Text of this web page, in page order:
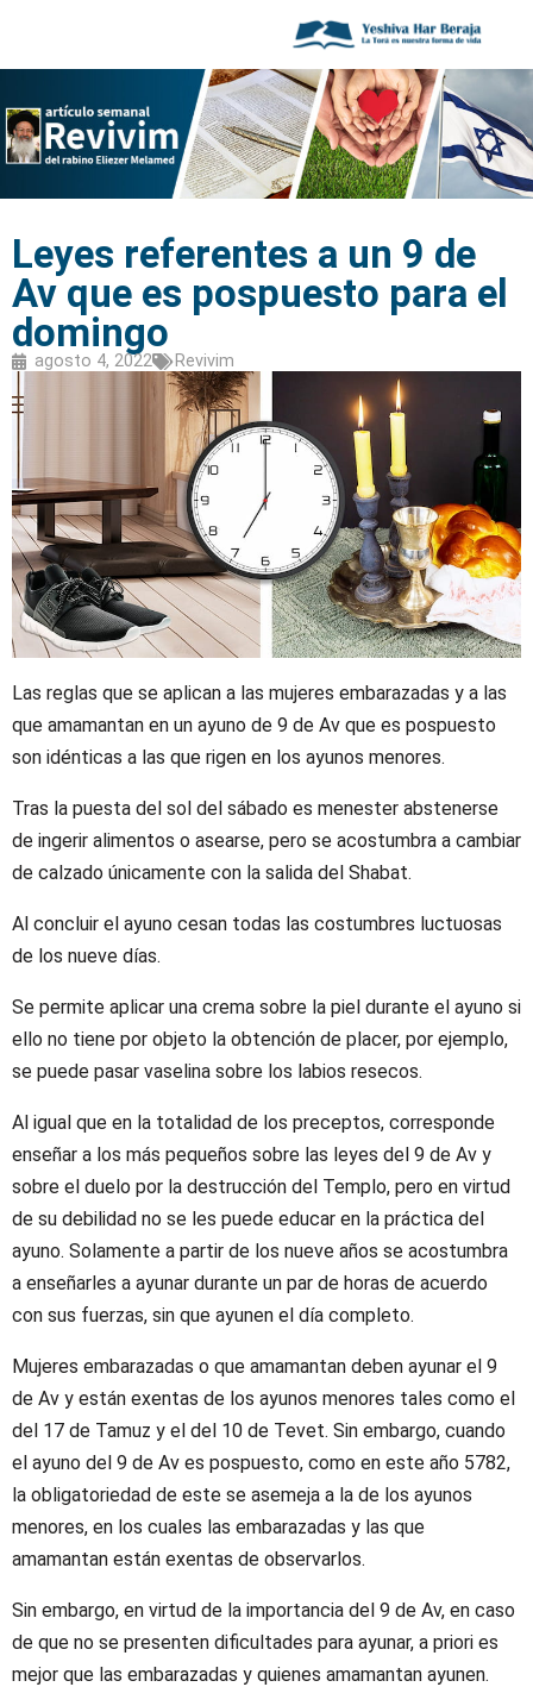
Leyes referentes a un 9 de
Av que es pospuesto para el
domingo
agosto 4, 2022 Revivim
Las reglas que se aplican a las mujeres embarazadas y a las
que amamantan en un ayuno de 9 de Av que es pospuesto
son idénticas a las que rigen en los ayunos menores.
Tras la puesta del sol del sábado es menester abstenerse
de ingerir alimentos o asearse, pero se acostumbra a cambiar
de calzado únicamente con la salida del Shabat.
Al concluir el ayuno cesan todas las costumbres luctuosas
de los nueve días.
Se permite aplicar una crema sobre la piel durante el ayuno si
ello no tiene por objeto la obtención de placer, por ejemplo,
se puede pasar vaselina sobre los labios resecos.
Al igual que en la totalidad de los preceptos, corresponde
enseñar a los más pequeños sobre las leyes del 9 de Av y
sobre el duelo por la destrucción del Templo, pero en virtud
de su debilidad no se les puede educar en la práctica del
ayuno. Solamente a partir de los nueve años se acostumbra
a enseñarles a ayunar durante un par de horas de acuerdo
con sus fuerzas, sin que ayunen el día completo.
Mujeres embarazadas o que amamantan deben ayunar el 9
de Av y están exentas de los ayunos menores tales como el
del 17 de Tamuz y el del 10 de Tevet. Sin embargo, cuando
el ayuno del 9 de Av es pospuesto, como en este año 5782,
la obligatoriedad de este se asemeja a la de los ayunos
menores, en los cuales las embarazadas y las que
amamantan están exentas de observarlos.
Sin embargo, en virtud de la importancia del 9 de Av, en caso
de que no se presenten dificultades para ayunar, a priori es
mejor que las embarazadas y quienes amamantan ayunen.